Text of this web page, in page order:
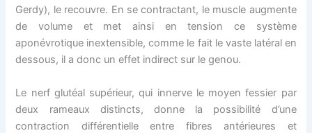
Gerdy), le recouvre. En se contractant, le muscle augmente
de volume et met ainsi en tension ce système
aponévrotique inextensible, comme le fait le vaste latéral en
dessous, il a donc un effet indirect sur le genou.
Le nerf glutéal supérieur, qui innerve le moyen fessier par
deux rameaux distincts, donne la possibilité d’une
contraction différentielle entre fibres antérieures et